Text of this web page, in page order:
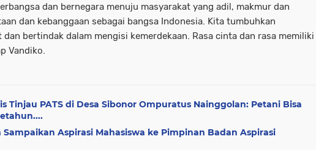
dan bernegara menuju masyarakat yang adil, makmur dan
dan kebanggaan sebagai bangsa Indonesia. Kita tumbuhkan
bertindak dalam mengisi kemerdekaan. Rasa cinta dan rasa memiliki
Vandiko.
Tinjau PATS di Desa Sibonor Ompuratus Nainggolan: Petani Bisa
Sampaikan Aspirasi Mahasiswa ke Pimpinan Badan Aspirasi